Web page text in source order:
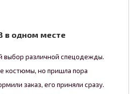
в одном месте
выбор различной спецодежды.
костюмы, но пришла пора
заказ, его приняли сразу.